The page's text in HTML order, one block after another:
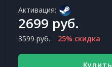
Активация:
2699 руб.
3599 руб. 25% скидка
Купить